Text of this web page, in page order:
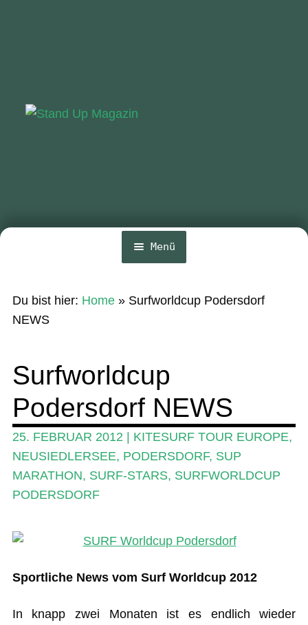
Menü
SUP-Events
Ratgeber
Das Magazin
Stand Up Magazin TV
Du bist hier: Home» Surfworldcup Podersdorf
NEWS
Surfworldcup
Podersdorf NEWS
25. FEBRUAR 2012 | KITESURF TOUR EUROPE,
NEUSIEDLERSEE, PODERSDORF, SUP
MARATHON, SURF-STARS, SURFWORLDCUP
PODERSDORF
Sportliche News vom Surf Worldcup 2012
In knapp zwei Monaten ist es endlich wieder